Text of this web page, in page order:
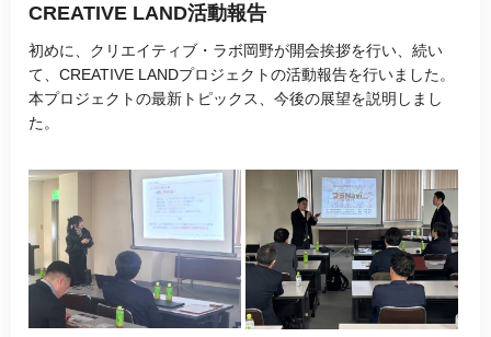
CREATIVE LAND活動報告
初めに、クリエイティブ・ラボ岡野が開会挨拶を行い、続い
て、CREATIVE LANDプロジェクトの活動報告を行いました。
本プロジェクトの最新トピックス、今後の展望を説明しまし
た。